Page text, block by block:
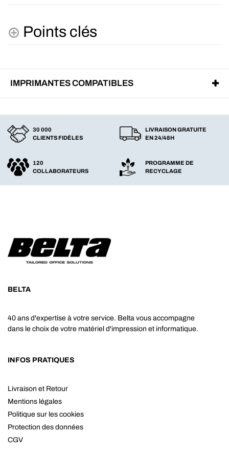
Points clés
IMPRIMANTES COMPATIBLES
30 000
CLIENTS FIDÈLES
LIVRAISON GRATUITE
EN 24/48H
120
COLLABORATEURS
PROGRAMME DE
RECYCLAGE
BELTA
40 ans d'expertise à votre service. Belta vous accompagne
dans le choix de votre matériel d'impression et informatique.
INFOS PRATIQUES
Livraison et Retour
Mentions légales
Politique sur les cookies
Protection des données
CGV